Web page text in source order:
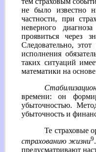
не было известно
частности, при
неверного
проявиться через
Следовательно,
исполнения
таких ситуаций
математики на
времени: он
убыточностью.
убыточность и
Те страховые
страхованию жизни9
предусматривают